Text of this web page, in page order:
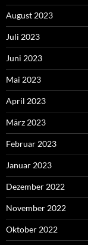
August 2023
Juli 2023
Juni 2023
Mai 2023
April 2023
März 2023
Februar 2023
Januar 2023
Dezember 2022
November 2022
Oktober 2022